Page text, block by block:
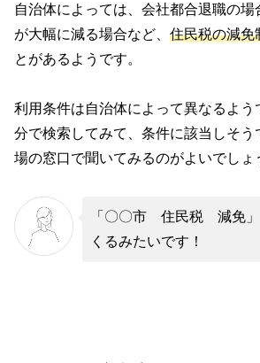
自治体によっては、会社都合退職の
が大幅に減る場合など、 住民税の減免
とがあるようです。
利用条件は自治体によって異なるよう
分で検索してみて、条件に該当しそう
場の窓口で聞いてみるのがよいでしょ
「〇〇市 住民税 減免」
くるみたいです！